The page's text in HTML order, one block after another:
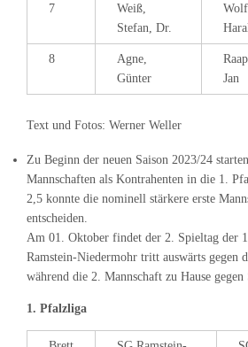
7
Weiß,
Stefan, Dr.
Wolf,
8
Agne,
Günter
Jan
Text und Fotos: Werner Weller
Zu Beginn der neuen Saison 2023/24
Mannschaften als Kontrahenten in die 1.
2,5 konnte die nominell stärkere erste
entscheiden.
Am 01. Oktober findet der 2. Spieltag der
Ramstein-Niedermohr tritt auswärts gegen
während die 2. Mannschaft zu Hause
1. Pfalzliga